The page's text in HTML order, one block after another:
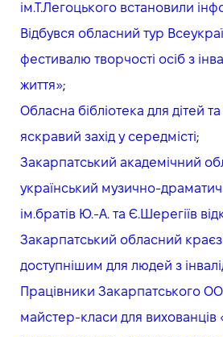
ім.Т.Легоцького встановили
Відбувся обласний тур
фестивалю творчості осіб з
життя»;
Обласна бібліотека для дітей
яскравий захід у середмісті;
Закарпатський академічний
український музично-
ім.братів Ю.-А. та Є.Шерегіїв
Закарпатський обласний
доступнішим для людей з
Працівники Закарпатського
майстер-класи для вихованців